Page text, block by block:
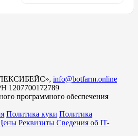
, info@botfarm.online
1207700172789
программного обеспечения
Политика куки Политика
Реквизиты Сведения об IT-